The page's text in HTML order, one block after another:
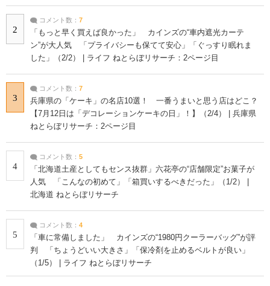
2
コメント数： 7
「もっと早く買えば良かった」 カインズの“車内遮光カーテ
ン”が大人気 「プライバシーも保てて安心」「ぐっすり眠れま
した」（2/2） | ライフ ねとらぼリサーチ：2ページ目
3
コメント数： 7
兵庫県の「ケーキ」の名店10選！ 一番うまいと思う店はどこ？
【7月12日は「デコレーションケーキの日」！】（2/4） | 兵庫県
ねとらぼリサーチ：2ページ目
4
コメント数： 5
「北海道土産としてもセンス抜群」六花亭の“店舗限定”お菓子が
人気 「こんなの初めて」「箱買いするべきだった」（1/2） |
北海道 ねとらぼリサーチ
5
コメント数： 4
「車に常備しました」 カインズの“1980円クーラーバッグ”が評
判 「ちょうどいい大きさ」「保冷剤を止めるベルトが良い」
（1/5） | ライフ ねとらぼリサーチ